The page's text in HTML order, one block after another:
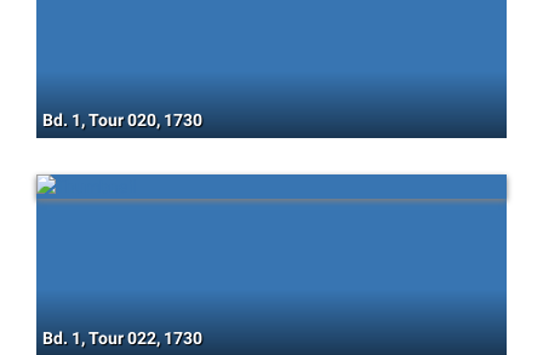
Bd. 1, Tour 020, 1730
Bd. 1, Tour 022, 1730